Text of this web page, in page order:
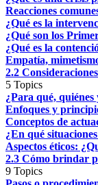
Reacciones
¿Qué es la
¿Qué son los
¿Qué es la
Empatía,
2.2
5 Topics
¿Para qué,
Enfoques y
Conceptos de
¿En qué
Aspectos éticos:
2.3 Cómo brindar
9 Topics